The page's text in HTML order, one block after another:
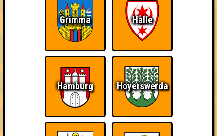
Schon wieder zum
Quiz?!
Wiederzehn macht
Freude
Quizveteran
Grimma Halle
Hamburg Hoyerswerda